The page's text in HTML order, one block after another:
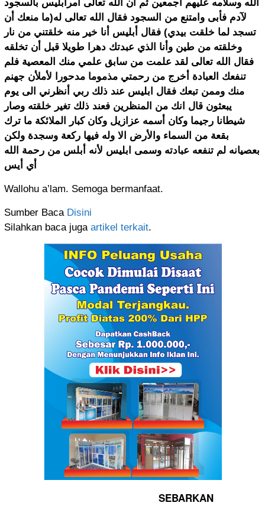
الله وسلامه عليهم أجمعين ثم ان الله تعالى أمرابليس بالسجود
لآدم فأبى وامتنع من السجود فقال الله تعالى له(ما منعك أن
تسجد لما خلقت بيدي) فقال أبليس أنا خير منه خلقتني من نار
وخلقته من طين وأنا الذي عبدتك دهرا طويلا قبل أن تخلقه
فقال الله تعالى لقد علمت من سابق علمي منك المعصية فلم
تنفعك العبادة أخرج من رحمتي مذموما مدحورا لأملأن جهنم
منك وممن تبعك فقال ابليس عند ذلك ربي أنظرني الى يوم
يبعثون قال انك من المنظرين فعند ذلك تغير خلقته وصار
شيطانا رجيما وكان أسمه عزازيل وكان كبار الملائكة ما ترك
بقعة من السماء والأرض الا وله فيها ركعة وسجدة ولكن
بعصيانه لم تنفعه عبادته وسمى ابليس لأنه أبلس من رحمة الله
أي أيس
Wallohu a’lam. Semoga bermanfaat.
Sumber Baca Disini
Silahkan baca juga artikel terkait.
SEBARKAN